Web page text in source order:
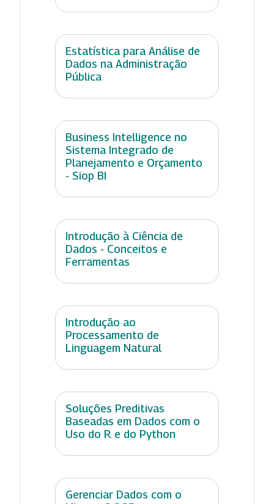
Estatística para Análise de
Dados na Administração
Pública
Business Intelligence no
Sistema Integrado de
Planejamento e Orçamento
- Siop BI
Introdução à Ciência de
Dados - Conceitos e
Ferramentas
Introdução ao
Processamento de
Linguagem Natural
Soluções Preditivas
Baseadas em Dados com o
Uso do R e do Python
Gerenciar Dados com o